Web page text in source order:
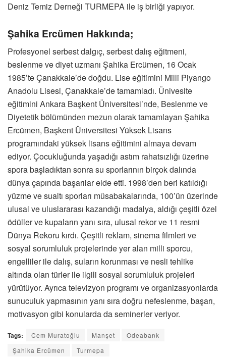
Deniz Temiz Derneği TURMEPA ile iş birliği yapıyor.
Şahika Ercümen Hakkında;
Profesyonel serbest dalgıç, serbest dalış eğitmeni,
beslenme ve diyet uzmanı Şahika Ercümen, 16 Ocak
1985’te Çanakkale’de doğdu. Lise eğitimini Milli Piyango
Anadolu Lisesi, Çanakkale’de tamamladı. Ünivesite
eğitimini Ankara Başkent Üniversitesi’nde, Beslenme ve
Diyetetik bölümünden mezun olarak tamamlayan Şahika
Ercümen, Başkent Üniversitesi Yüksek Lisans
programındaki yüksek lisans eğitimini almaya devam
ediyor. Çocukluğunda yaşadığı astım rahatsızlığı üzerine
spora başladıktan sonra su sporlarının birçok dalında
dünya çapında başarılar elde etti. 1998’den beri katıldığı
yüzme ve sualtı sporları müsabakalarında, 100’ün üzerinde
ulusal ve uluslararası kazandığı madalya, aldığı çeşitli özel
ödüller ve kupaların yanı sıra, ulusal rekor ve 11 resmi
Dünya Rekoru kırdı. Çeşitli reklam, sinema filmleri ve
sosyal sorumluluk projelerinde yer alan milli sporcu,
engelliler ile dalış, suların korunması ve nesli tehlike
altında olan türler ile ilgili sosyal sorumluluk projeleri
yürütüyor. Ayrıca televizyon programı ve organizasyonlarda
sunuculuk yapmasının yanı sıra doğru nefeslenme, başarı,
motivasyon gibi konularda da seminerler veriyor.
Tags: Cem Muratoğlu Manşet
Odeabank
Şahika Ercümen
Turmepa